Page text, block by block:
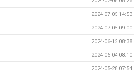
2024-07-05 14:53
2024-07-05 09:00
2024-06-12 08:38
2024-06-04 08:10
2024-05-28 07:54